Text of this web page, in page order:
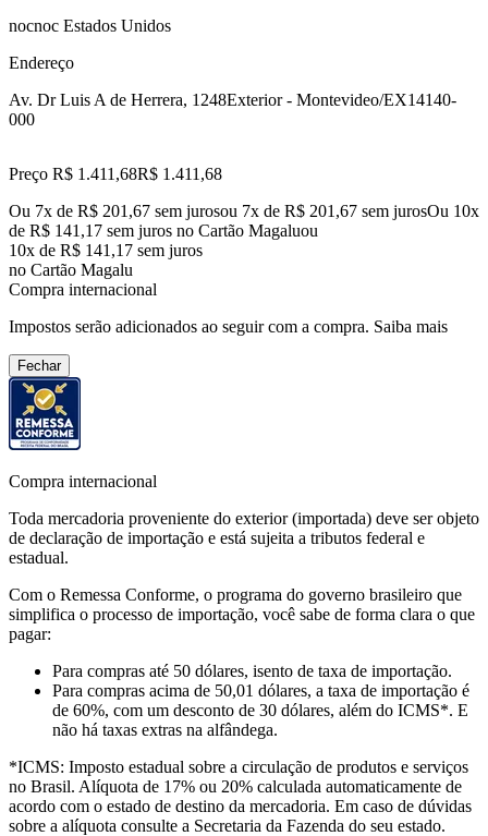
nocnoc Estados Unidos
Endereço
Av. Dr Luis A de Herrera, 1248Exterior - Montevideo/EX14140-
000
Preço R$ 1.411,68R$ 1.411 ,68
Ou 7x de R$ 201,67 sem jurosou 7x de R$ 201,67 sem jurosOu 10x
de R$ 141,17 sem juros no Cartão Magaluou
10x de R$ 141,17 sem juros
no Cartão Magalu
Compra internacional
Impostos serão adicionados ao seguir com a compra. Saiba mais
Fechar
Compra internacional
Toda mercadoria proveniente do exterior (importada) deve ser objeto
de declaração de importação e está sujeita a tributos federal e
estadual.
Com o Remessa Conforme, o programa do governo brasileiro que
simplifica o processo de importação, você sabe de forma clara o que
pagar:
Para compras até 50 dólares, isento de taxa de importação.
Para compras acima de 50,01 dólares, a taxa de importação é
de 60%, com um desconto de 30 dólares, além do ICMS*. E
não há taxas extras na alfândega.
*ICMS: Imposto estadual sobre a circulação de produtos e serviços
no Brasil. Alíquota de 17% ou 20% calculada automaticamente de
acordo com o estado de destino da mercadoria. Em caso de dúvidas
sobre a alíquota consulte a Secretaria da Fazenda do seu estado.